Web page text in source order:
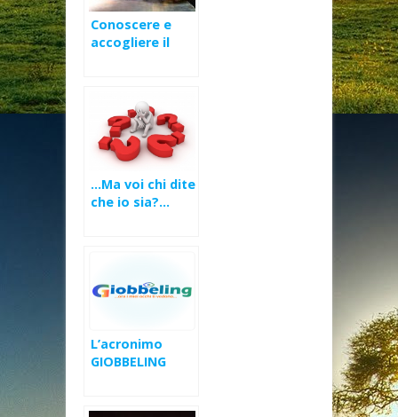
Conoscere e
accogliere il
…Ma voi chi dite
che io sia?…
L’acronimo
GIOBBELING